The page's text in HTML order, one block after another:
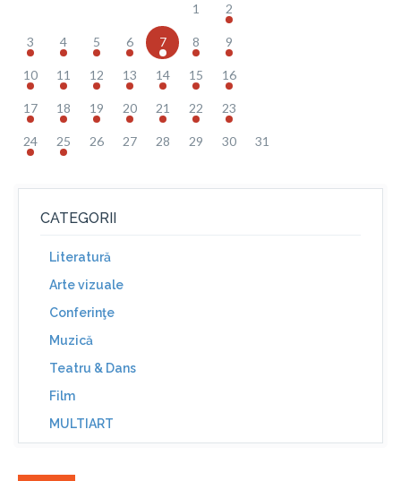
1 2
3 4 5 6 7 8 9
10 11 12 13 14 15 16
17 18 19 20 21 22 23
24 25 26 27 28 29 30 31
CATEGORII
Literatură
Arte vizuale
Conferinţe
Muzică
Teatru & Dans
Film
MULTIART